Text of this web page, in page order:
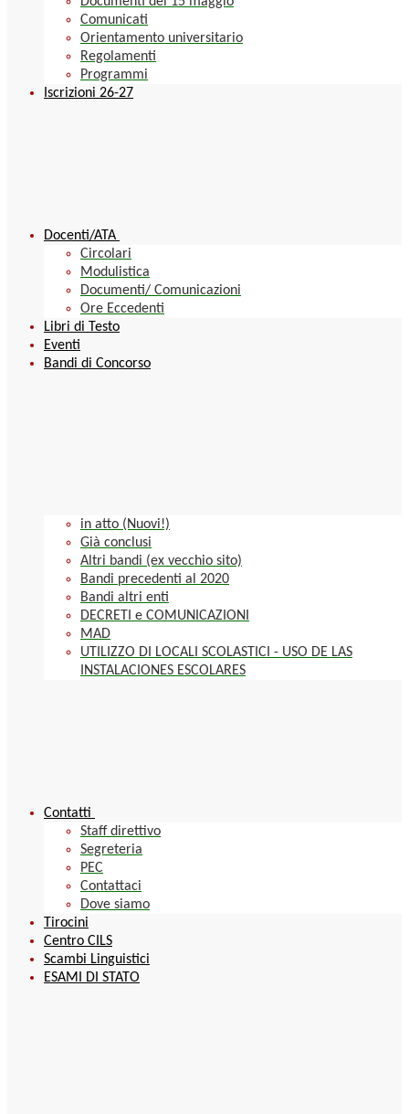
Comunicati
Orientamento universitario
Regolamenti
Programmi
Iscrizioni 26-27
Docenti/ATA
Circolari
Modulistica
Documenti/ Comunicazioni
Ore Eccedenti
Libri di Testo
Eventi
Bandi di Concorso
in atto (Nuovi!)
Già conclusi
Altri bandi (ex vecchio sito)
Bandi precedenti al 2020
Bandi altri enti
DECRETI e COMUNICAZIONI
MAD
UTILIZZO DI LOCALI SCOLASTICI - USO DE LAS
INSTALACIONES ESCOLARES
Contatti
Staff direttivo
Segreteria
PEC
Contattaci
Dove siamo
Tirocini
Centro CILS
Scambi Linguistici
ESAMI DI STATO